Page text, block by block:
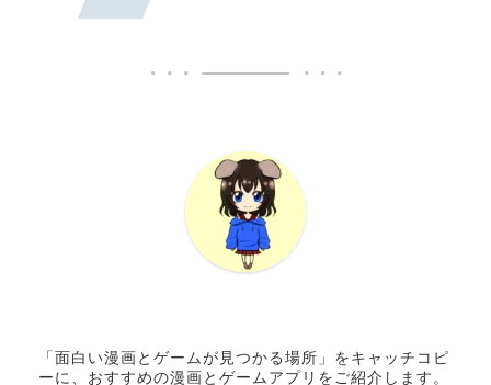
「面白い漫画とゲームが見つかる場所」をキャッチコピ
ーに、おすすめの漫画とゲームアプリをご紹介します。